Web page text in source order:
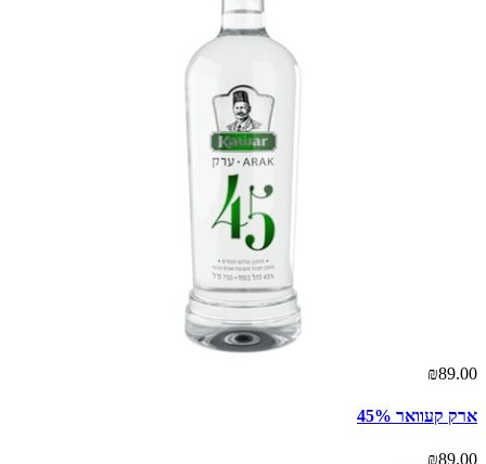
₪89.00
ארק קעוואר 45%
₪89.00